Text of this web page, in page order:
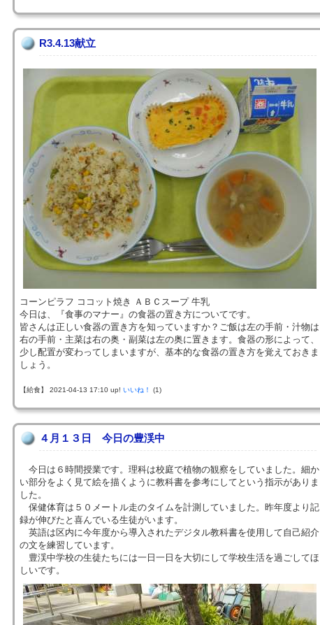
R3.4.13献立
コーンピラフ ココット焼き ＡＢＣスープ 牛乳
今日は、『食事のマナー』の食器の置き方についてです。
皆さんは正しい食器の置き方を知っていますか？ご飯は左の手前・汁物は
右の手前・主菜は右の奥・副菜は左の奥に置きます。食器の形によって、
少し配置が変わってしまいますが、基本的な食器の置き方を覚えておきま
しょう。
【給食】 2021-04-13 17:10 up! いいね！ (1)
４月１３日 今日の豊渓中
今日は６時間授業です。理科は校庭で植物の観察をしていました。細か
い部分をよく見て絵を描くように教科書を参考にしてという指示がありま
した。
保健体育は５０メートル走のタイムを計測していました。昨年度より記
録が伸びたと喜んでいる生徒がいます。
英語は区内に今年度から導入されたデジタル教科書を使用して自己紹介
の文を練習しています。
豊渓中学校の生徒たちには一日一日を大切にして学校生活を過ごしてほ
しいです。